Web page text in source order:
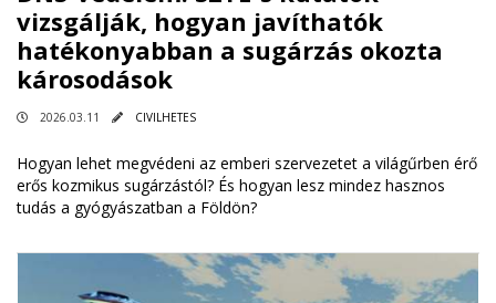
vizsgálják, hogyan javíthatók
hatékonyabban a sugárzás okozta
károsodások
2026.03.11 CIVILHETES
Hogyan lehet megvédeni az emberi szervezetet a világűrben érő
erős kozmikus sugárzástól? És hogyan lesz mindez hasznos
tudás a gyógyászatban a Földön?